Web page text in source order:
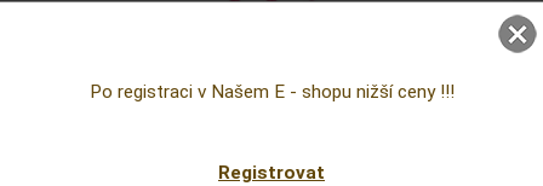
Po registraci v Našem E - shopu nižší ceny !!!
Registrovat